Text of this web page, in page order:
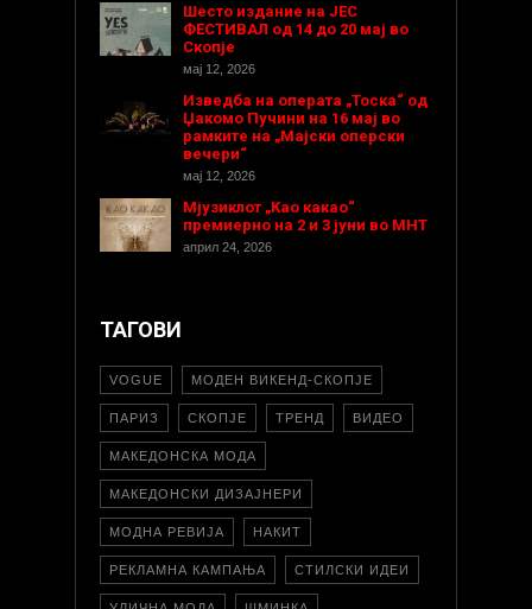
Шесто издание на ЈЕС
ФЕСТИВАЛ од 14 до 20 мај во
Скопје
мај 12, 2026
Изведба на операта „Тоска“ од
Џакомо Пучини на 16 мај во
рамките на „Мајски оперски
вечери“
мај 12, 2026
Мјузиклот „Као какао“
премиерно на 2 и 3 јуни во МНТ
април 24, 2026
ТАГОВИ
VOGUE МОДЕН ВИКЕНД-СКОПЈЕ
ПАРИЗ СКОПЈЕ ТРЕНД ВИДЕО
МАКЕДОНСКА МОДА
МАКЕДОНСКИ ДИЗАЈНЕРИ
МОДНА РЕВИЈА НАКИТ
РЕКЛАМНА КАМПАЊА СТИЛСКИ ИДЕИ